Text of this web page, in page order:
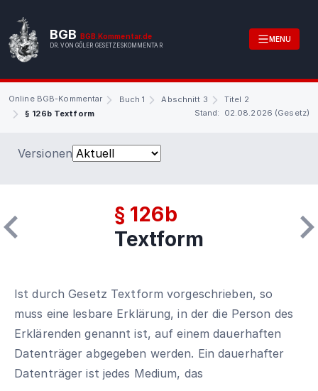
BGB BGB.Kommentar.de
DR. VON GÖLER GESETZESKOMMENTAR
MENU
Online BGB-Kommentar Buch 1 Abschnitt 3
Titel 2
§ 126b Textform
Stand: 02.08.2026 (Gesetz)
Versionen
§ 126b
Textform
Ist durch Gesetz Textform vorgeschrieben, so
muss eine lesbare Erklärung, in der die Person des
Erklärenden genannt ist, auf einem dauerhaften
Datenträger abgegeben werden. Ein dauerhafter
Datenträger ist jedes Medium, das